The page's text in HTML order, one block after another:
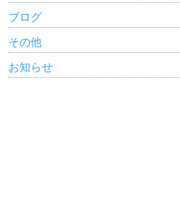
ブログ
その他
お知らせ